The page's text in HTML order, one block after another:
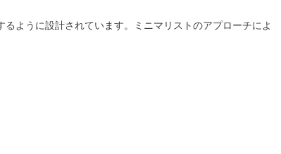
ように設計されています。ミニマリストのアプローチによ